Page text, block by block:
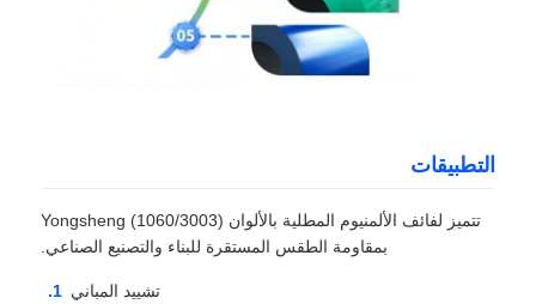
قرص العسل الألومنيوم
التطبيقات
تتميز لفائف الألمنيوم المطلية بالألوان Yongsheng (1060/3003)
بمقاومة الطقس المستقرة للبناء والتصنيع الصناعي.
تشييد المباني